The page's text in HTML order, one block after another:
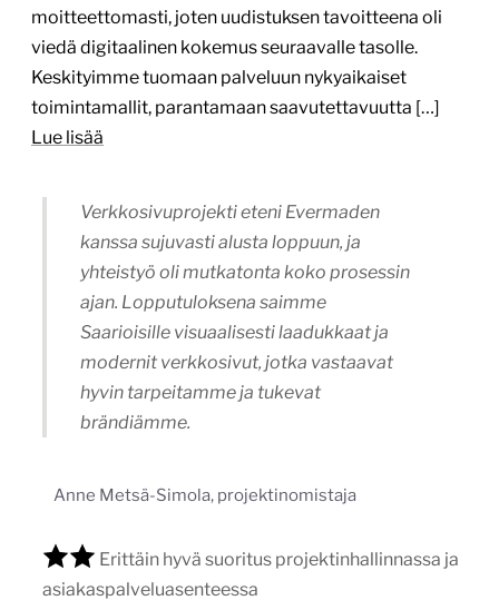
moitteettomasti, joten uudistuksen tavoitteena oli
viedä digitaalinen kokemus seuraavalle tasolle.
Keskityimme tuomaan palveluun nykyaikaiset
toimintamallit, parantamaan saavutettavuutta […]
Lue lisää
Verkkosivuprojekti eteni Evermaden
kanssa sujuvasti alusta loppuun, ja
yhteistyö oli mutkatonta koko prosessin
ajan. Lopputuloksena saimme
Saarioisille visuaalisesti laadukkaat ja
modernit verkkosivut, jotka vastaavat
hyvin tarpeitamme ja tukevat
brändiämme.
Anne Metsä-Simola, projektinomistaja
Erittäin hyvä suoritus projektinhallinnassa ja
asiakaspalveluasenteessa